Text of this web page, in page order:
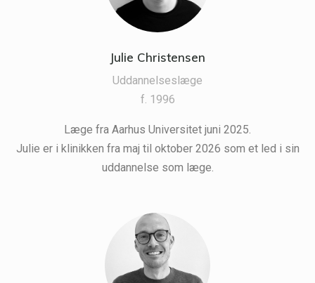
Julie Christensen
Uddannelseslæge
f. 1996
Læge fra Aarhus Universitet juni 2025.
Julie er i klinikken fra maj til oktober 2026 som et led i sin
uddannelse som læge.